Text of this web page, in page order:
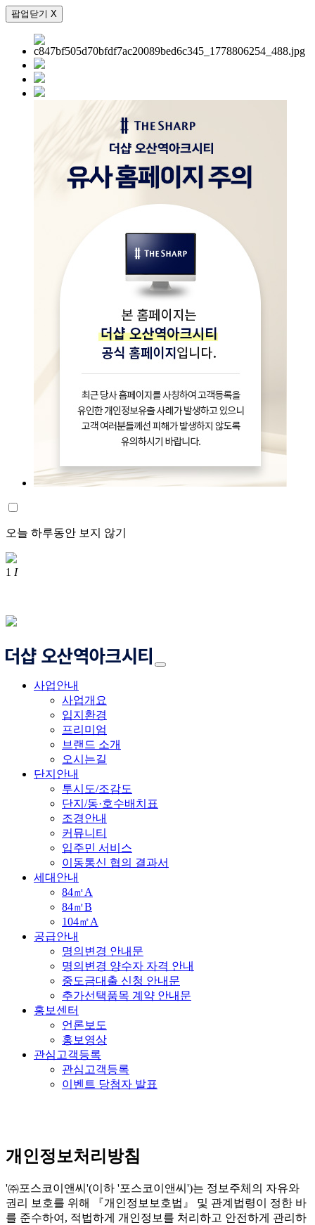
팝업닫기 X
오늘 하루동안 보지 않기
1 I
사업안내
사업개요
입지환경
프리미엄
브랜드 소개
오시는길
단지안내
투시도/조감도
단지/동·호수배치표
조경안내
커뮤니티
입주민 서비스
이동통신 협의 결과서
세대안내
84㎡A
84㎡B
104㎡A
공급안내
명의변경 안내문
명의변경 양수자 자격 안내
중도금대출 신청 안내문
추가선택품목 계약 안내문
홍보센터
언론보도
홍보영상
관심고객등록
관심고객등록
이벤트 당첨자 발표
개인정보처리방침
'㈜포스코이앤씨'(이하 '포스코이앤씨')는 정보주체의 자유와
권리 보호를 위해 『개인정보보호법』 및 관계법령이 정한 바
를 준수하여, 적법하게 개인정보를 처리하고 안전하게 관리하